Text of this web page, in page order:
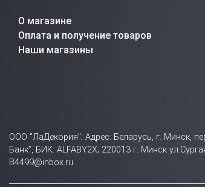
О магазине
Оплата и получение товаров
Наши магазины
ООО "ЛаДекория"; Адрес: Беларусь, г. Минск,
Банк”, БИК: ALFABY2X; 220013 г. Минск
B4499@inbox.ru